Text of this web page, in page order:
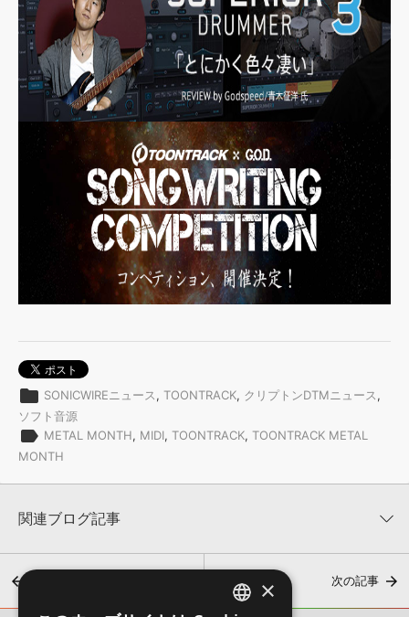
folder SONICWIREニュース, TOONTRACK, クリプトンDTMニュース,
ソフト音源
label METAL MONTH, MIDI, TOONTRACK, TOONTRACK METAL
MONTH
関連ブログ記事
次の記事
×